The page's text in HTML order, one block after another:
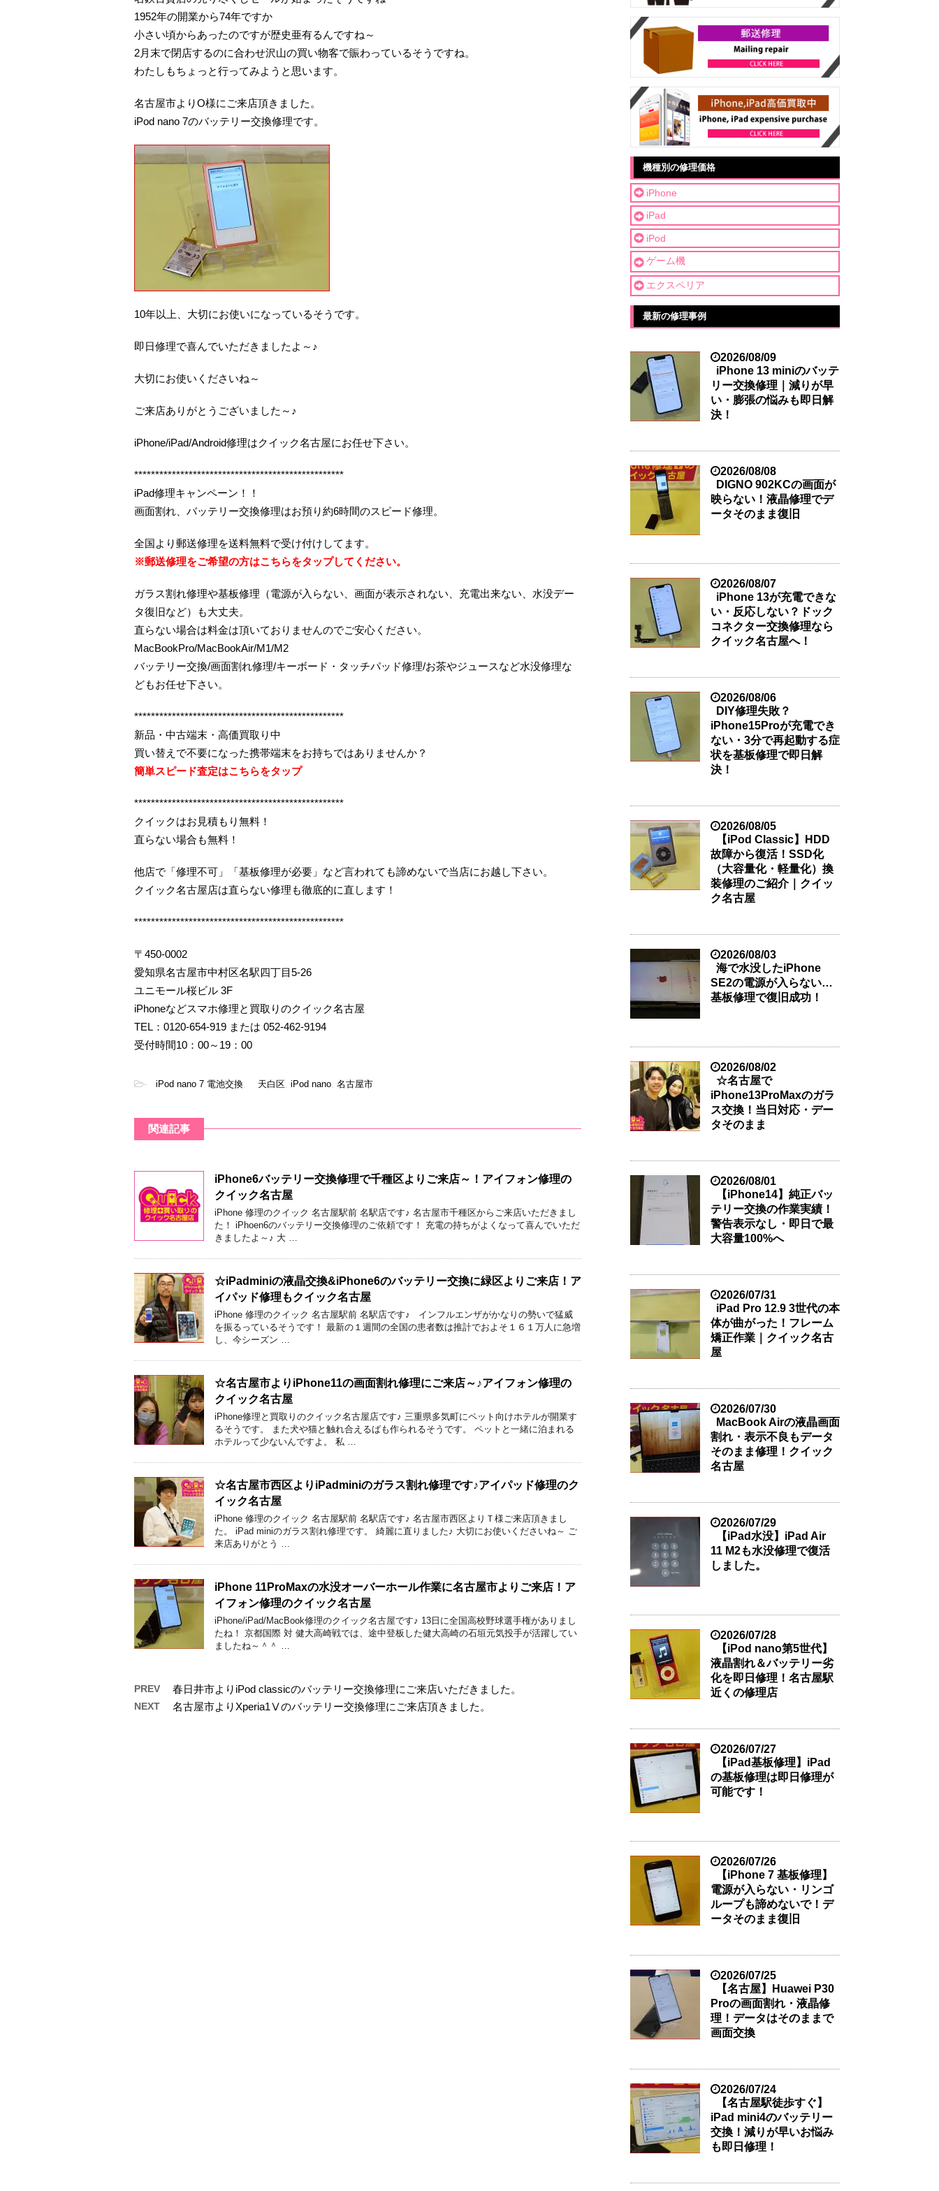
1952年の開業から74年ですか
小さい頃からあったのですが歴史亜有るんですね～
2月末で閉店するのに合わせ沢山の買い物客で賑わっているそうですね。
わたしもちょっと行ってみようと思います。
名古屋市よりO様にご来店頂きました。
iPod nano 7のバッテリー交換修理です。
10年以上、大切にお使いになっているそうです。
即日修理で喜んでいただきましたよ～♪
大切にお使いくださいね～
ご来店ありがとうございました～♪
iPhone/iPad/Android修理はクイック名古屋にお任せ下さい。
**************************************************
iPad修理キャンペーン！！
画面割れ、バッテリー交換修理はお預り約6時間のスピード修理。
全国より郵送修理を送料無料で受け付けしてます。
※郵送修理をご希望の方はこちらをタップしてください。
ガラス割れ修理や基板修理（電源が入らない、画面が表示されない、充電出来ない、水没デー
タ復旧など）も大丈夫。
直らない場合は料金は頂いておりませんのでご安心ください。
MacBookPro/MacBookAir/M1/M2
バッテリー交換/画面割れ修理/キーボード・タッチパッド修理/お茶やジュースなど水没修理な
どもお任せ下さい。
**************************************************
新品・中古端末・高価買取り中
買い替えで不要になった携帯端末をお持ちではありませんか？
簡単スピード査定はこちらをタップ
**************************************************
クイックはお見積もり無料！
直らない場合も無料！
他店で「修理不可」「基板修理が必要」など言われても諦めないで当店にお越し下さい。
クイック名古屋店は直らない修理も徹底的に直します！
**************************************************
〒450-0002
愛知県名古屋市中村区名駅四丁目5-26
ユニモール桜ビル 3F
iPhoneなどスマホ修理と買取りのクイック名古屋
TEL：0120-654-919 または 052-462-9194
受付時間10：00～19：00
- iPod nano 7 電池交換, 天白区, iPod nano, 名古屋市
関連記事
iPhone6バッテリー交換修理で千種区よりご来店～！アイフォン修理の
クイック名古屋
iPhone 修理のクイック 名古屋駅前 名駅店です♪ 名古屋市千種区からご来店いただきまし
た！ iPhoen6のバッテリー交換修理のご依頼です！ 充電の持ちがよくなって喜んでいただ
きましたよ～♪ 大 …
☆iPadminiの液晶交換&iPhone6のバッテリー交換に緑区よりご来店！ア
イパッド修理もクイック名古屋
iPhone 修理のクイック 名古屋駅前 名駅店です♪ インフルエンザがかなりの勢いで猛威
を振るっているそうです！ 最新の１週間の全国の患者数は推計でおよそ１６１万人に急増
し、今シーズン …
☆名古屋市よりiPhone11の画面割れ修理にご来店～♪アイフォン修理の
クイック名古屋
iPhone修理と買取りのクイック名古屋店です♪ 三重県多気町にペット向けホテルが開業す
るそうです。 また犬や猫と触れ合えるばも作られるそうです。 ペットと一緒に泊まれる
ホテルって少ないんですよ。 私 …
☆名古屋市西区よりiPadminiのガラス割れ修理です♪アイパッド修理のク
イック名古屋
iPhone 修理のクイック 名古屋駅前 名駅店です♪ 名古屋市西区よりＴ様ご来店頂きまし
た。 iPad miniのガラス割れ修理です。 綺麗に直りました♪ 大切にお使いくださいね～ ご
来店ありがとう …
iPhone 11ProMaxの水没オーバーホール作業に名古屋市よりご来店！ア
イフォン修理のクイック名古屋
iPhone/iPad/MacBook修理のクイック名古屋です♪ 13日に全国高校野球選手権がありまし
たね！ 京都国際 対 健大高崎戦では、途中登板した健大高崎の石垣元気投手が活躍してい
ましたね～＾＾ …
PREV 春日井市よりiPod classicのバッテリー交換修理にご来店いただきました。
NEXT 名古屋市よりXperia1Ⅴのバッテリー交換修理にご来店頂きました。
機種別の修理価格
iPhone
iPad
iPod
ゲーム機
エクスペリア
最新の修理事例
2026/08/09
iPhone 13 miniのバッテ
リー交換修理｜減りが早
い・膨張の悩みも即日解
決！
2026/08/08
DIGNO 902KCの画面が
映らない！液晶修理でデ
ータそのまま復旧
2026/08/07
iPhone 13が充電できな
い・反応しない？ドック
コネクター交換修理なら
クイック名古屋へ！
2026/08/06
DIY修理失敗？
iPhone15Proが充電でき
ない・3分で再起動する症
状を基板修理で即日解
決！
2026/08/05
【iPod Classic】HDD
故障から復活！SSD化
（大容量化・軽量化）換
装修理のご紹介｜クイッ
ク名古屋
2026/08/03
海で水没したiPhone
SE2の電源が入らない…
基板修理で復旧成功！
2026/08/02
☆名古屋で
iPhone13ProMaxのガラ
ス交換！当日対応・デー
タそのまま
2026/08/01
【iPhone14】純正バッ
テリー交換の作業実績！
警告表示なし・即日で最
大容量100%へ
2026/07/31
iPad Pro 12.9 3世代の本
体が曲がった！フレーム
矯正作業｜クイック名古
屋
2026/07/30
MacBook Airの液晶画面
割れ・表示不良もデータ
そのまま修理！クイック
名古屋
2026/07/29
【iPad水没】iPad Air
11 M2も水没修理で復活
しました。
2026/07/28
【iPod nano第5世代】
液晶割れ＆バッテリー劣
化を即日修理！名古屋駅
近くの修理店
2026/07/27
【iPad基板修理】iPad
の基板修理は即日修理が
可能です！
2026/07/26
【iPhone 7 基板修理】
電源が入らない・リンゴ
ループも諦めないで！デ
ータそのまま復旧
2026/07/25
【名古屋】Huawei P30
Proの画面割れ・液晶修
理！データはそのままで
画面交換
2026/07/24
【名古屋駅徒歩すぐ】
iPad mini4のバッテリー
交換！減りが早いお悩み
も即日修理！